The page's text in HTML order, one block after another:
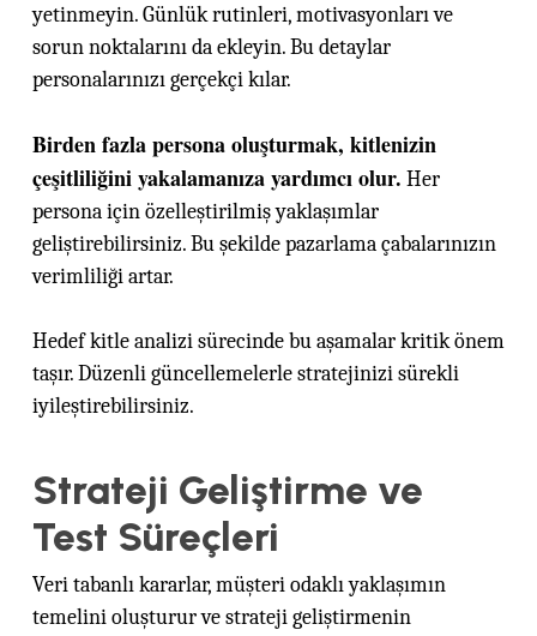
yetinmeyin. Günlük rutinleri, motivasyonları ve
sorun noktalarını da ekleyin. Bu detaylar
personalarınızı gerçekçi kılar.
Birden fazla persona oluşturmak, kitlenizin
çeşitliliğini yakalamanıza yardımcı olur. Her
persona için özelleştirilmiş yaklaşımlar
geliştirebilirsiniz. Bu şekilde pazarlama çabalarınızın
verimliliği artar.
Hedef kitle analizi sürecinde bu aşamalar kritik önem
taşır. Düzenli güncellemelerle stratejinizi sürekli
iyileştirebilirsiniz.
Strateji Geliştirme ve
Test Süreçleri
Veri tabanlı kararlar, müşteri odaklı yaklaşımın
temelini oluşturur ve strateji geliştirmenin